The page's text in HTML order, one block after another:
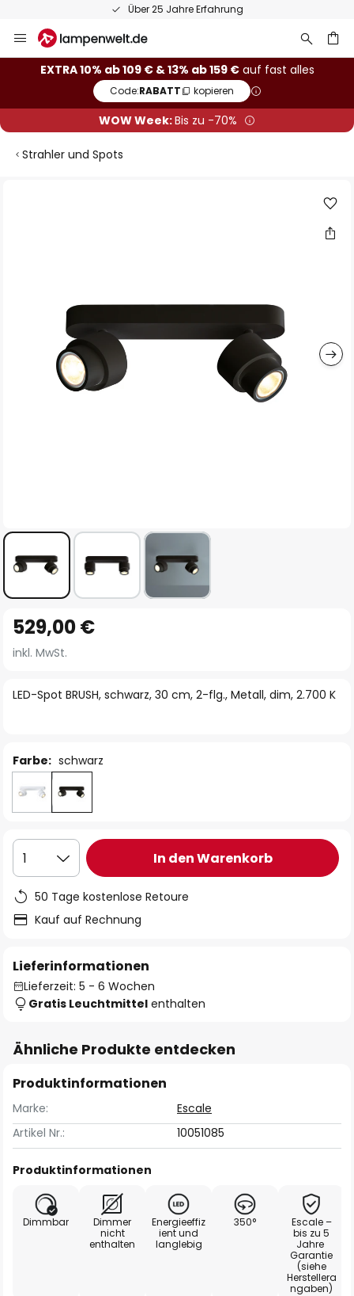
Über 25 Jahre Erfahrung
Inhalt
springen
EXTRA 10% ab 109 € & 13% ab 159 €auf fast alles
Code:RABATT kopieren
WOW Week:Bis zu -70%
Strahler und Spots
Anfang
der
springen
LED-Spot BRUSH, schwarz, 30 cm, 2-flg., Metall, dim, 2.700 K
529,00 €
inkl. MwSt.
Farbe: schwarz
1 In den Warenkorb
50 Tage kostenlose Retoure
Kauf auf Rechnung
Lieferinformationen
Lieferzeit: 5 - 6 Wochen
Gratis Leuchtmittel enthalten
Ähnliche Produkte entdecken
Produktinformationen
Marke:
Escale
Artikel Nr.:
10051085
Produktinformationen
Dimmbar
Dimmer
nicht
enthalten
Energieeffiz
ient und
langlebig
350°
Escale –
bis zu 5
Jahre
Garantie
(siehe
Herstellera
ngaben)